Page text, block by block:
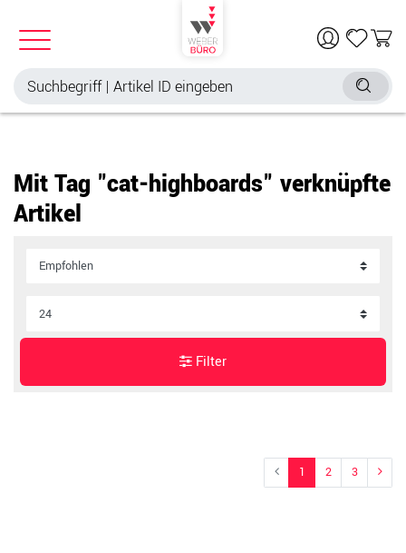
Mit Tag "cat-highboards" verknüpfte
Artikel
Filter
1 2 3